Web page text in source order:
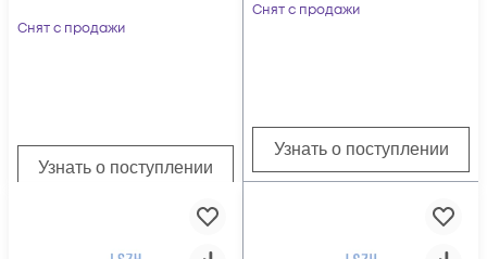
Снят с продажи
Узнать о поступлении
Снят с продажи
Узнать о поступлении